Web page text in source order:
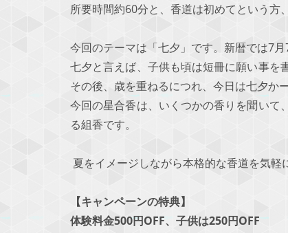
所要時間約60分と、香道は初めてという方
今回のテーマは「七夕」です。新暦では7月
七夕と言えば、子供も頃は短冊に願い事を
その後、歳を重ねるにつれ、今日は七夕か
今回の星合香は、いくつかの香りを聞いて
る組香です。
夏をイメージしながら本格的な香道を気軽
【キャンペーンの特典】
体験料金500円OFF、子供は250円OFF